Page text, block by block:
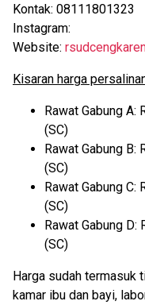
Kontak: 08111801323
Instagram:
Website:
Kisaran harga
Rawat Gabung A:
(SC)
Rawat Gabung B:
(SC)
Rawat Gabung C:
(SC)
Rawat Gabung D:
(SC)
Harga sudah termasuk
kamar ibu dan bayi,